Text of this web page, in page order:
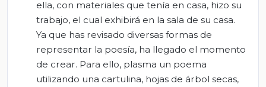
ella, con materiales que tenía en casa, hizo su
trabajo, el cual exhibirá en la sala de su casa.
Ya que has revisado diversas formas de
representar la poesía, ha llegado el momento
de crear. Para ello, plasma un poema
utilizando una cartulina, hojas de árbol secas,